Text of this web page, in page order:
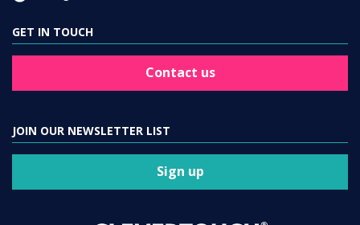
GET IN TOUCH
Contact us
JOIN OUR NEWSLETTER LIST
Sign up